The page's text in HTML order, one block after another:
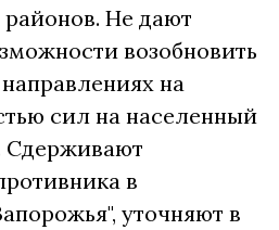
Не дают
возобновить
на
сил на населенный
Сдерживают
в
уточняют в